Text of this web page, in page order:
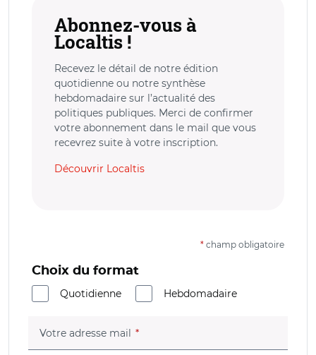
Abonnez-vous à
Localtis !
Recevez le détail de notre édition
quotidienne ou notre synthèse
hebdomadaire sur l’actualité des
politiques publiques. Merci de confirmer
votre abonnement dans le mail que vous
recevrez suite à votre inscription.
Découvrir Localtis
* champ obligatoire
Choix du format
Quotidienne
Hebdomadaire
Votre adresse mail (champ obligatoire)